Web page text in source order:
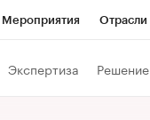
Мероприятия Отрасли
Экспертиза Решение